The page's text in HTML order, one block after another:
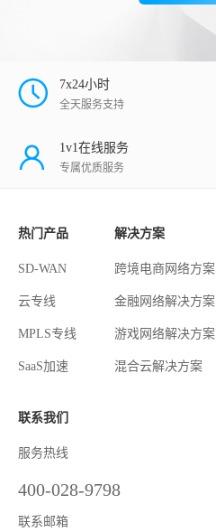
7x24小时
全天服务支持
1v1在线服务
专属优质服务
热门产品
SD-WAN
云专线
MPLS专线
SaaS加速
解决方案
跨境电商网络方案
金融网络解决方案
游戏网络解决方案
混合云解决方案
联系我们
服务热线
400-028-9798
联系邮箱